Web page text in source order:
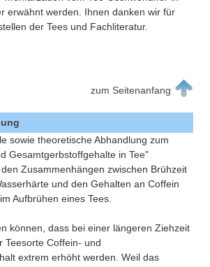
erwähnt werden. Ihnen danken wir für
der Tees und Fachliteratur.
zum Seitenanfang
sowie theoretische Abhandlung zum
Gesamtgerbstoffgehalte in Tee"
Zusammenhängen zwischen Brühzeit
und den Gehalten an Coffein
Aufbrühen eines Tees.
können, dass bei einer längeren Ziehzeit
Teesorte Coffein- und
extrem erhöht werden. Weil das